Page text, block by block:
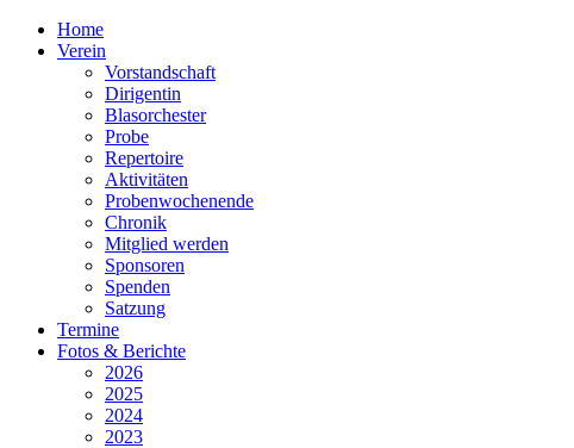
Home
Verein
Vorstandschaft
Dirigentin
Blasorchester
Probe
Repertoire
Aktivitäten
Probenwochenende
Chronik
Mitglied werden
Sponsoren
Spenden
Satzung
Termine
Fotos & Berichte
2026
2025
2024
2023